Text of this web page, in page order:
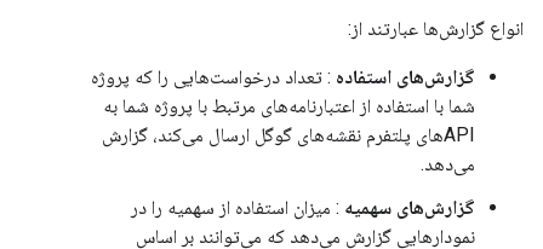
انواع گزارش‌ها عبارتند از:
گزارش‌های استفاده : تعداد درخواست‌هایی را که پروژه
شما با استفاده از اعتبارنامه‌های مرتبط با پروژه شما به
APIهای پلتفرم نقشه‌های گوگل ارسال می‌کند، گزارش
می‌دهد.
گزارش‌های سهمیه : میزان استفاده از سهمیه را در
نمودارهایی گزارش می‌دهد که می‌توانند بر اساس